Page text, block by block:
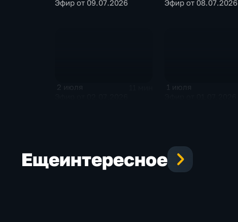
Эфир от 09.07.2026
Эфир от 08.07.2026
2 июля 1 июля
Ещеинтересное